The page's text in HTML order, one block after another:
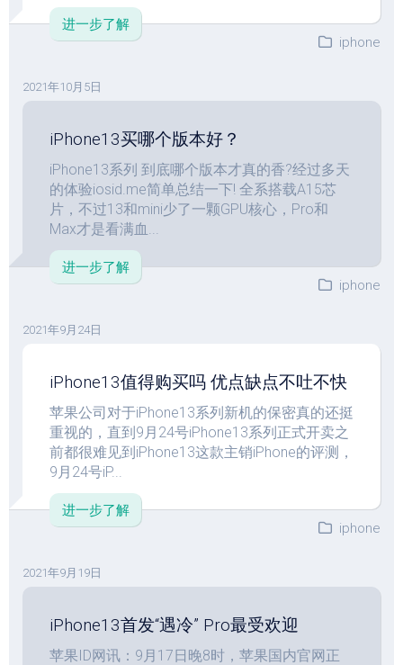
进一步了解
iphone
2021年10月5日
iPhone13买哪个版本好？
iPhone13系列 到底哪个版本才真的香?经过多天
的体验iosid.me简单总结一下! 全系搭载A15芯
片，不过13和mini少了一颗GPU核心，Pro和
Max才是看满血...
进一步了解
iphone
2021年9月24日
iPhone13值得购买吗 优点缺点不吐不快
苹果公司对于iPhone13系列新机的保密真的还挺
重视的，直到9月24号iPhone13系列正式开卖之
前都很难见到iPhone13这款主销iPhone的评测，
9月24号iP...
进一步了解
iphone
2021年9月19日
iPhone13首发“遇冷” Pro最受欢迎
苹果ID网讯：9月17日晚8时，苹果国内官网正